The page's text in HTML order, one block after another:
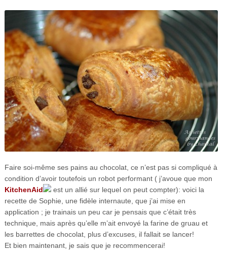
Faire soi-même ses pains au chocolat, ce n’est pas si compliqué à
condition d’avoir toutefois un robot performant ( j’avoue que mon
KitchenAid
est un allié sur lequel on peut compter): voici la
recette de Sophie, une fidèle internaute, que j’ai mise en
application ; je trainais un peu car je pensais que c’était très
technique, mais après qu’elle m’ait envoyé la farine de gruau et
les barrettes de chocolat, plus d’excuses, il fallait se lancer!
Et bien maintenant, je sais que je recommencerai!